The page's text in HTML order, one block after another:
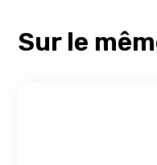
Sur le